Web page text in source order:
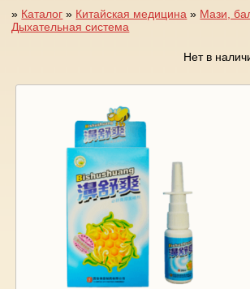
Вы здесь
» Каталог » Китайская медицина » Мази,
Дыхательная система
Нет в